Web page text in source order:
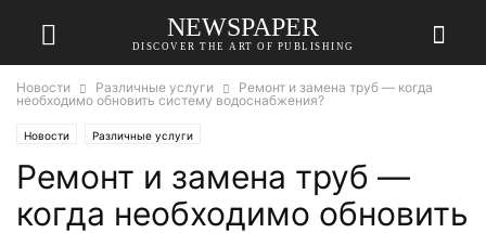
NEWSPAPER
DISCOVER THE ART OF PUBLISHING
Новости Различные услуги
Ремонт и замена труб — когда
необходимо обновить систему водоснабжения?
Новости Различные услуги
Ремонт и замена труб —
когда необходимо обновить